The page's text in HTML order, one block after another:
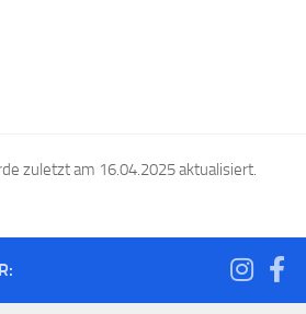
zuletzt am 16.04.2025 aktualisiert.